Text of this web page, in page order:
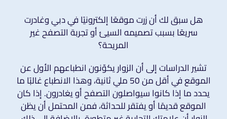
هل سبق لك أن زرت موقعًا إلكترونيًا في دبي وغادرت
سريعًا بسبب تصميمه السيئ أو تجربة التصفح غير
المريحة؟
تشير الدراسات إلى أن الزوار يكوّنون انطباعهم الأول عن
الموقع في أقل من 50 ملي ثانية، وهذا الانطباع غالبًا ما
يحدد ما إذا كانوا سيواصلون التصفح أو يغادرون. إذا كان
الموقع قديمًا أو يفتقر للحداثة، فمن المحتمل أن يظن